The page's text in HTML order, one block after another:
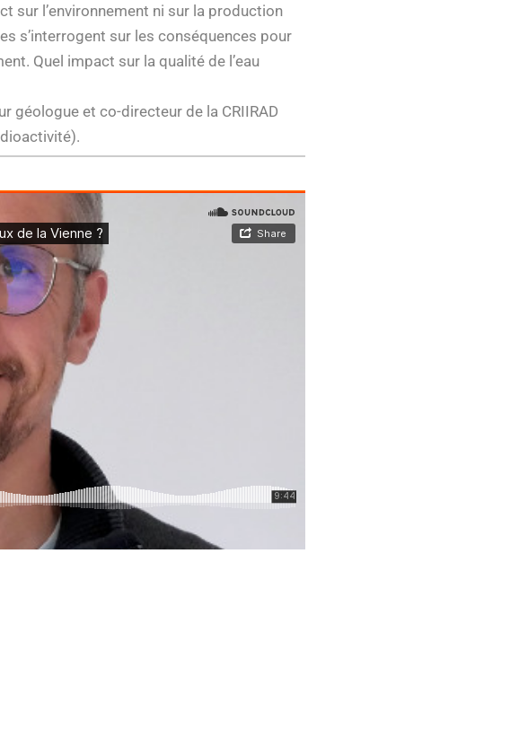
sur l’environnement ni sur la production
s’interrogent sur les conséquences pour
Quel impact sur la qualité de l’eau
géologue et co-directeur de la CRIIRAD